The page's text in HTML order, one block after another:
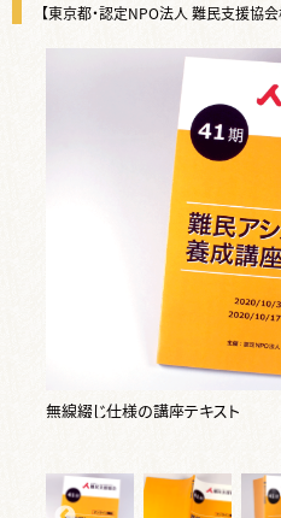
【東京都・認定NPO法人 難民支援協会
無線綴じ仕様の講座テキスト